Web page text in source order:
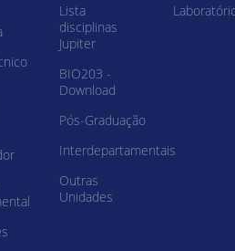
Lista
disciplinas
Jupiter
BIO203 -
Download
Pós-Graduação
Interdepartamentais
Outras
Unidades